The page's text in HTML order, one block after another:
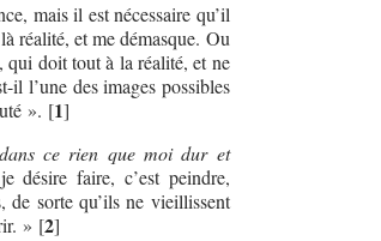
mais il est nécessaire qu’il
réalité, et me démasque. Ou
qui doit tout à la réalité, et ne
il l’une des images possibles
». [1]
dans ce rien que moi dur et
désire faire, c’est peindre,
sorte qu’ils ne vieillissent
» [2]